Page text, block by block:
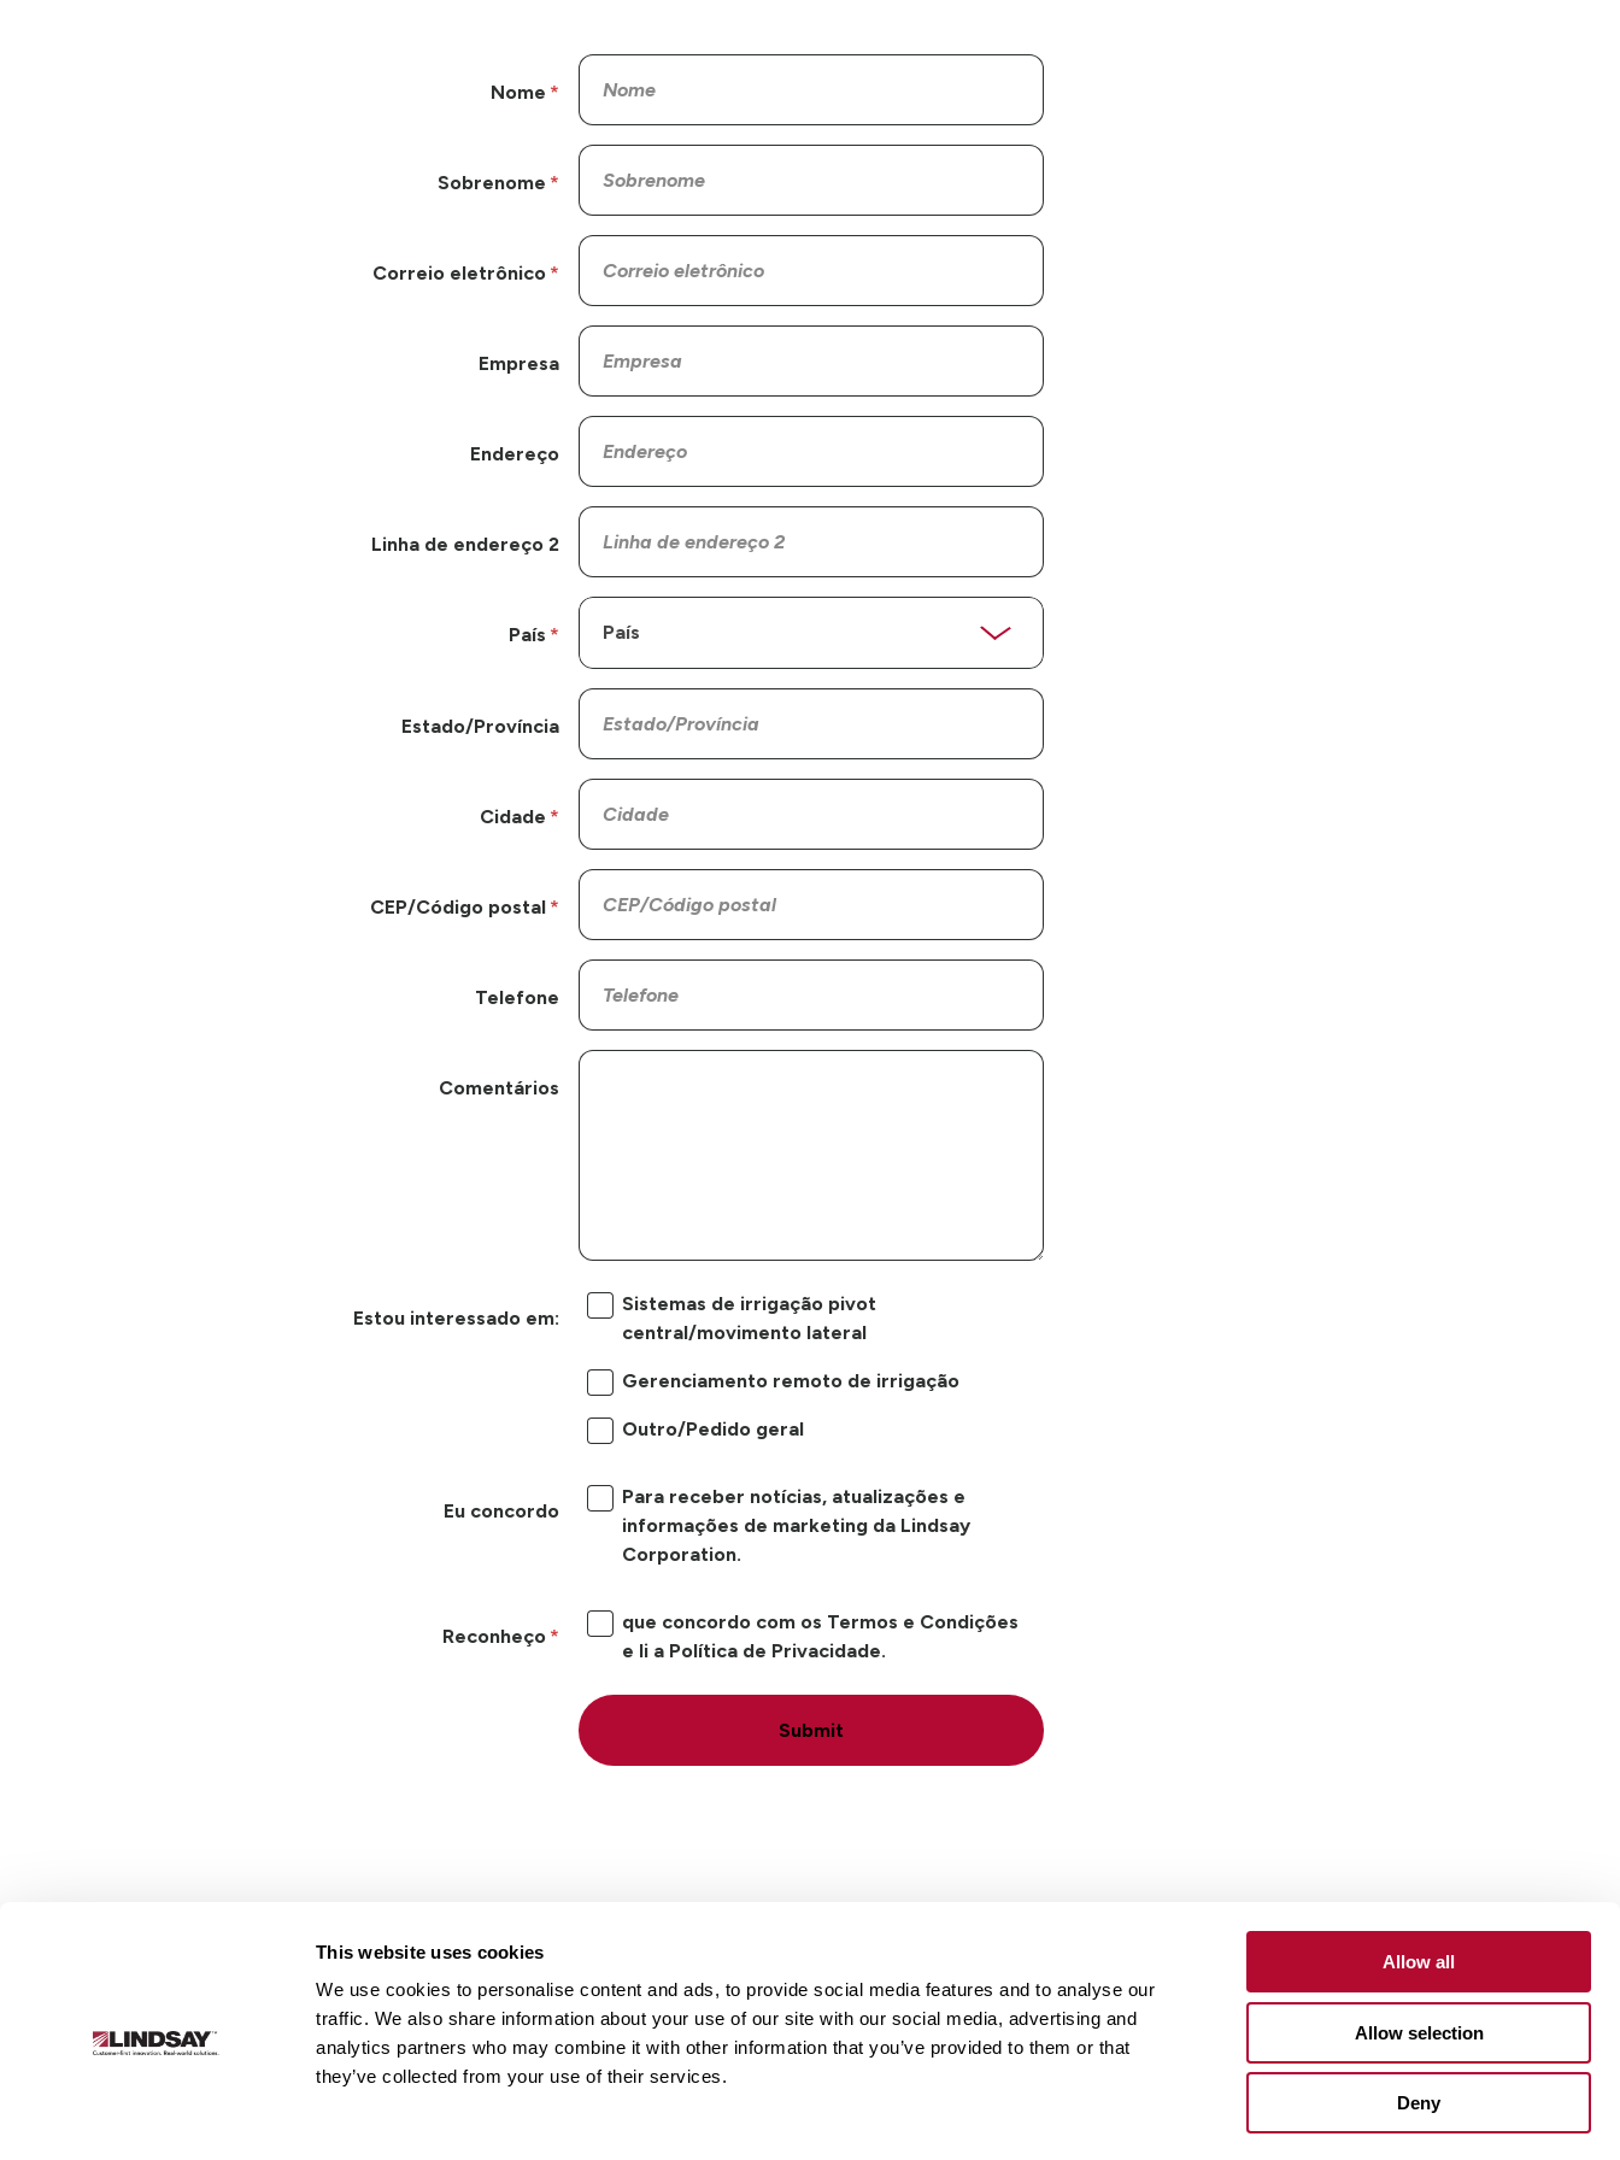
This website uses cookies
We use cookies to personalise content and ads, to provide social media features and to analyse our
traffic. We also share information about your use of our site with our social media, advertising and
analytics partners who may combine it with other information that you’ve provided to them or that
they’ve collected from your use of their services.
Allow all
Allow selection
Deny
Nome
Sobrenome
Correio eletrônico
Empresa
Endereço
Linha de endereço 2
País
Estado/Província
Cidade
CEP/Código postal
Telefone
Comentários
Estou interessado em:
Sistemas de irrigação pivot
central/movimento lateral
Gerenciamento remoto de irrigação
Outro/Pedido geral
Eu concordo
Para receber notícias, atualizações e
informações de marketing da Lindsay
Corporation.
Reconheço
que concordo com os Termos e Condições
e li a Política de Privacidade.
Submit
Link
Infraestrutura
Locais Carreiras Contato Portal do Cliente
Portal do Fornecedor
One Lindsay Store